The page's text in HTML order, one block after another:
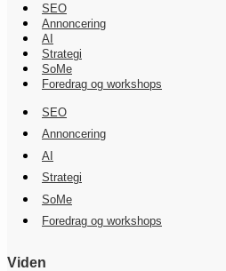
SEO
Annoncering
AI
Strategi
SoMe
Foredrag og workshops
SEO
Annoncering
AI
Strategi
SoMe
Foredrag og workshops
Viden